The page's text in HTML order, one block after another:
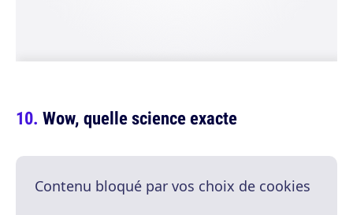
Wow, quelle science exacte
Contenu bloqué par vos choix de cookies